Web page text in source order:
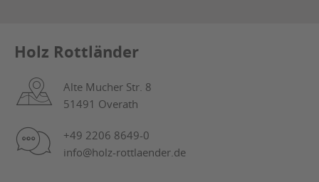
Holz Rottländer
Alte Mucher Str. 8
51491 Overath
+49 2206 8649-0
info@holz-rottlaender.de